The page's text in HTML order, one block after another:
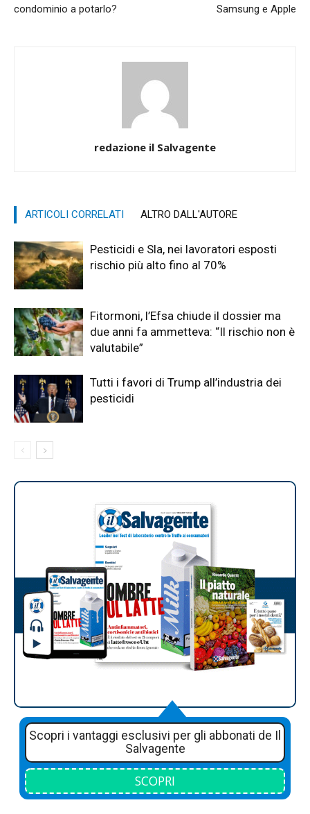
condominio a potarlo?
Samsung e Apple
redazione il Salvagente
ARTICOLI CORRELATI ALTRO DALL'AUTORE
Pesticidi e Sla, nei lavoratori esposti
rischio più alto fino al 70%
Fitormoni, l’Efsa chiude il dossier ma
due anni fa ammetteva: “Il rischio non è
valutabile”
Tutti i favori di Trump all’industria dei
pesticidi
Scopri i vantaggi esclusivi per gli abbonati de Il
Salvagente
SCOPRI